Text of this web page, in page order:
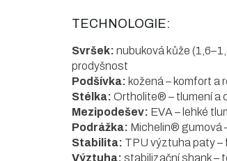
TECHNOLOGIE:
Svršek: nubuková kůže
prodyšnost
Podšívka: kožená – komfort a
Stélka: Ortholite® – tlumení a
Mezipodešev: EVA – lehké
Podrážka: Michelin® gumová
Stabilita: TPU výztuha paty –
Výztuha: stabilizační shank –